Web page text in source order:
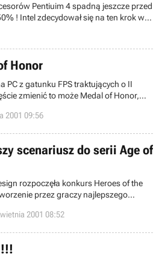
Pentiuim 4 spadną jeszcze przed
! Intel zdecydował się na ten krok w
najnowszego produktu.
Honor
PC z gatunku FPS traktujących o II
zmienić to może Medal of Honor,
PSX, dzięki której będziemy
Wolfenstein’a lub rodzimego
2001 09:56
scenariusz do serii Age of
rozpoczęła konkurs Heroes of the
przez graczy najlepszego
of Empires.
2001 08:52